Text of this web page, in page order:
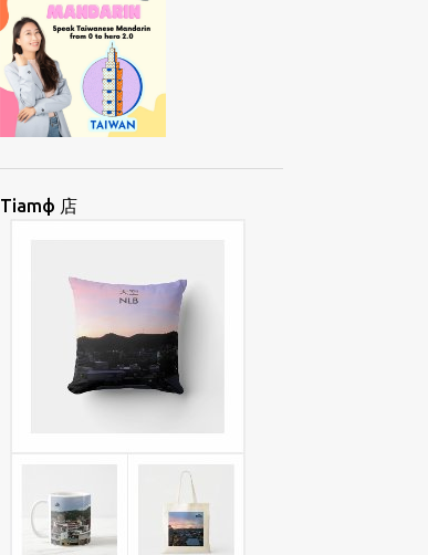
MAФLAIЖSIДYAД MAФLAIЖUAФ
MAФNIФLAД MEDAN
OKФ OKФBUNЖ
OФCIUД PAIЯSINЖ
PAYNGФIUЯ
PIФNAYNGЯ
SAAEФUAKД
SAEДPANДGAЖ SAYЯKAIФ
SIAЯJIФ SIIAДTANЯ
SIIORФHUATФ SINGФGAФPOД
Tiamф 店